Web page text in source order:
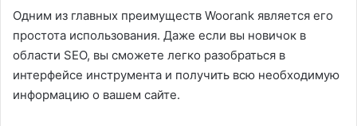
Одним из главных преимуществ Woorank является его
простота использования. Даже если вы новичок в
области SEO, вы сможете легко разобраться в
интерфейсе инструмента и получить всю необходимую
информацию о вашем сайте.